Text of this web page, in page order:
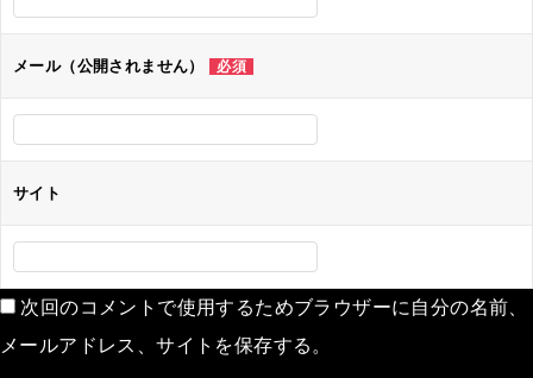
ョ
ンメール（公開されません） 必須
サイト
次回のコメントで使用するためブラウザーに自分の名前、
メールアドレス、サイトを保存する。